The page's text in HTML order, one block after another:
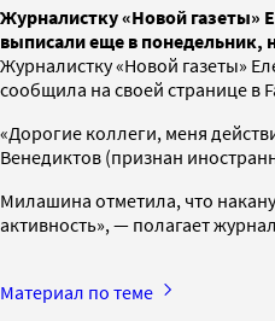
Журналистку «Новой газеты»
выписали еще в понедельник,
Журналистку «Новой газеты»
сообщила на своей странице в
«Дорогие коллеги, меня
Венедиктов (признан
Милашина отметила, что
активность», — полагает
Материал по теме